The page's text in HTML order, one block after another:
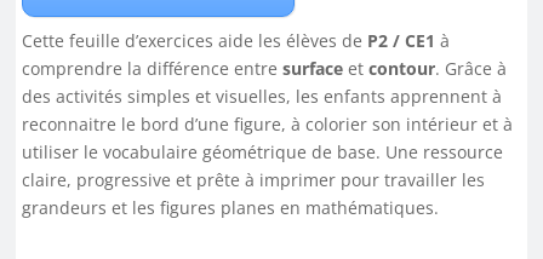
Cette feuille d’exercices aide les élèves de P2 / CE1 à
comprendre la différence entre surfaceet contour. Grâce à
des activités simples et visuelles, les enfants apprennent à
reconnaitre le bord d’une figure, à colorier son intérieur et à
utiliser le vocabulaire géométrique de base. Une ressource
claire, progressive et prête à imprimer pour travailler les
grandeurs et les figures planes en mathématiques.